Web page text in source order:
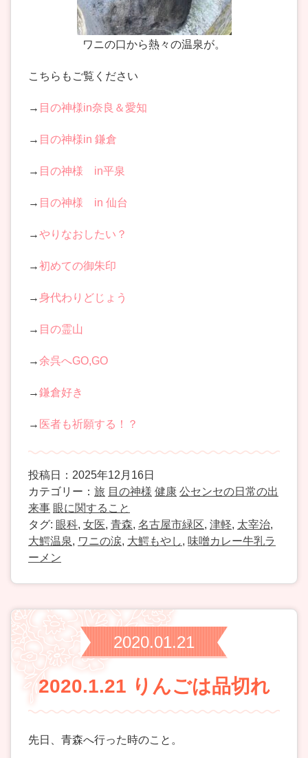
ワニの口から熱々の温泉が。
こちらもご覧ください
→ 目の神様in奈良＆愛知
→ 目の神様in 鎌倉
→ 目の神様 in平泉
→ 目の神様 in 仙台
→やりなおしたい？
→初めての御朱印
→身代わりどじょう
→ 目の霊山
→余呉へGO,GO
→鎌倉好き
→ 医者も祈願する！？
投稿日：2025年12月16日
カテゴリー： 旅 目の神様 健康 公センセの日常の出
来事 眼に関すること
タグ: 眼科, 女医, 青森, 名古屋市緑区, 津軽, 太宰治,
大鰐温泉, ワニの涙, 大鰐もやし, 味噌カレー牛乳ラ
ーメン
2020.01.21
2020.1.21 りんごは品切れ
先日、青森へ行った時のこと。